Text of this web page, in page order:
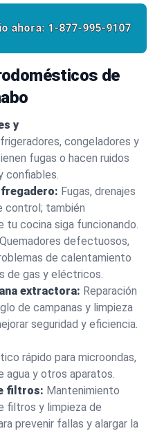
ahora: 1-877-995-9107
de
y
congeladores y
fugas o hacen ruidos
confiables.
Fugas, drenajes
control; también
tu cocina siga funcionando.
Quemadores defectuosos,
de calentamiento
de gas y eléctricos.
extractora: Reparación
de campanas y limpieza
seguridad y eficiencia.
rápido para microondas,
agua y otros aparatos.
filtros: Mantenimiento
filtros y limpieza de
prevenir fallas y alargar la